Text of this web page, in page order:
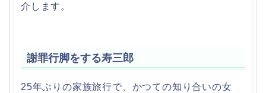
介します。
謝罪行脚をする寿三郎
25年ぶりの家族旅行で、かつての知り合いの女